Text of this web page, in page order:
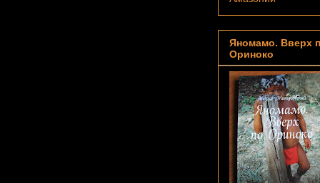
Яномамо. Вверх
Ориноко